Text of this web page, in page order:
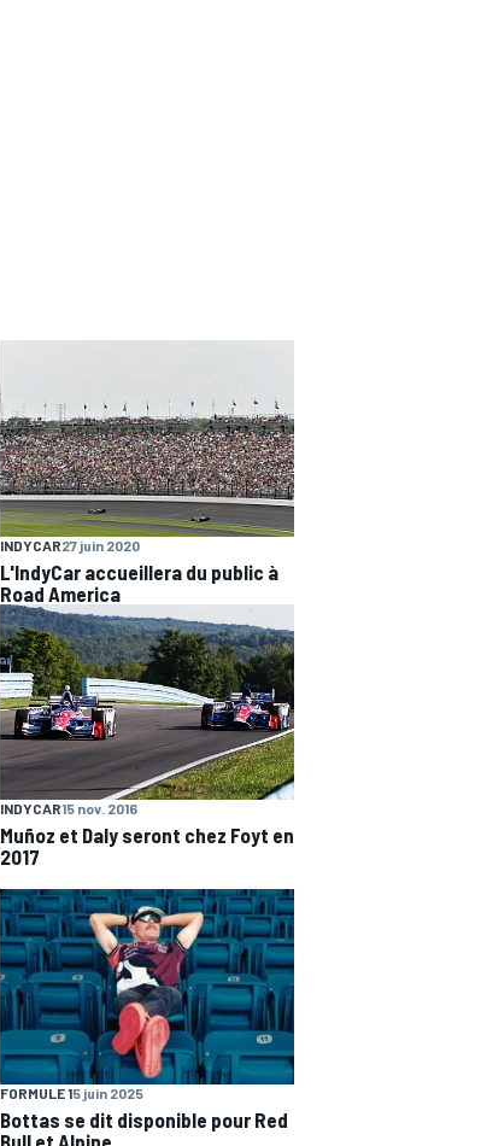
INDYCAR27 juin 2020
L'IndyCar accueillera du public à
Road America
INDYCAR15 nov. 2016
Muñoz et Daly seront chez Foyt en
2017
FORMULE 15 juin 2025
Bottas se dit disponible pour Red